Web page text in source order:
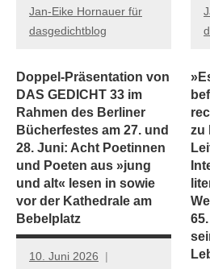
Jan-Eike Hornauer für
dasgedichtblog
Doppel-Präsentation von
DAS GEDICHT 33 im
Rahmen des Berliner
Bücherfestes am 27. und
28. Juni: Acht Poetinnen
und Poeten aus »jung
und alt« lesen in sowie
vor der Kathedrale am
Bebelplatz
10. Juni 2026
zu